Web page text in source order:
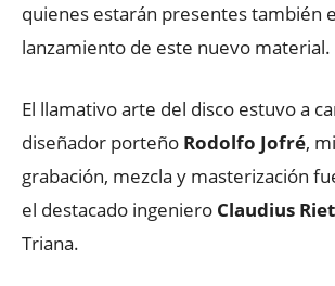
quienes estarán presentes también
lanzamiento de este nuevo material.
El llamativo arte del disco estuvo a
diseñador porteño Rodolfo Jofré,
grabación, mezcla y masterización
el destacado ingeniero Claudius
Triana.